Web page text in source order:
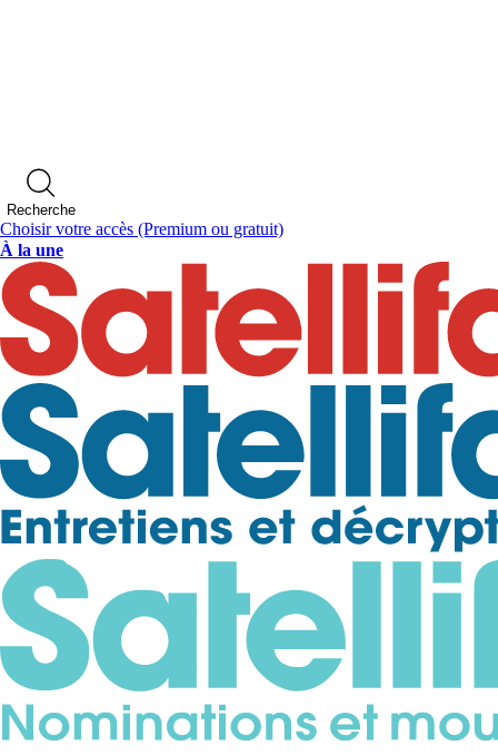
Recherche
Choisir votre accès (Premium ou gratuit)
À la une